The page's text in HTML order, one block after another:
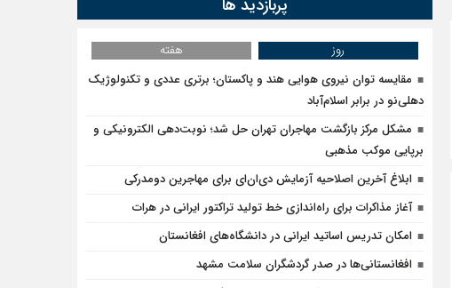
پربازدید ها
روز
هفته
مقایسه توان نیروی هوایی هند و پاکستان؛ برتری عددی و تکنولوژیک
دهلی‌نو در برابر اسلام‌آباد
مشکل مرکز بازگشت مهاجران تهران حل شد؛ نوبت‌دهی الکترونیکی و
برپایی موکب مذهبی
ابلاغ آخرین اصلاحیه آزمایش دی‌ان‌ای برای مهاجرین دومدرکی
آغاز مذاکرات برای راه‌اندازی خط تولید تراکتور ایرانی در هرات
امکان تدریس اساتید ایرانی در دانشگاه‌های افغانستان
افغانستانی‌ها در صدر گردشگران سلامت مشهد